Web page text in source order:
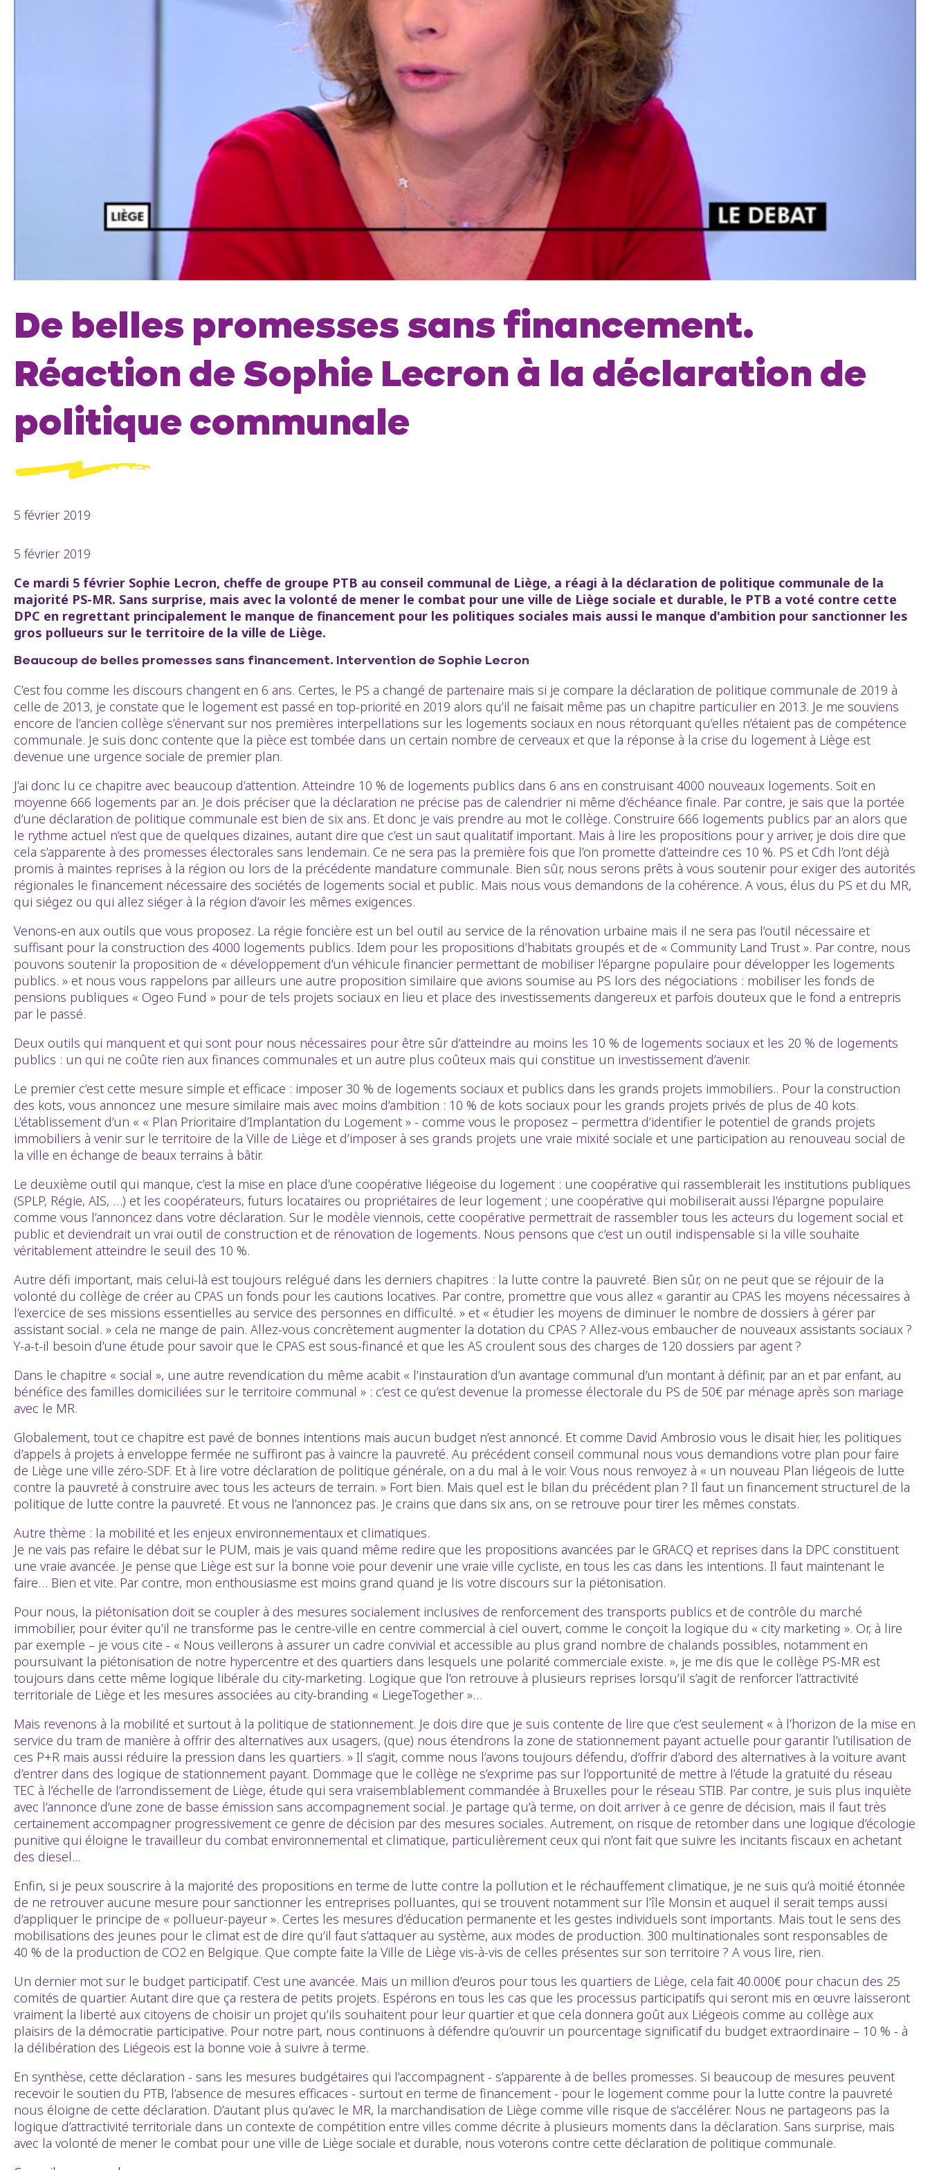
De belles promesses sans financement.
Réaction de Sophie Lecron à la déclaration de
politique communale
5 février 2019
5 février 2019
Ce mardi 5 février Sophie Lecron, cheffe de groupe PTB au conseil communal de Liège, a réagi à la déclaration de politique communale de la
majorité PS-MR. Sans surprise, mais avec la volonté de mener le combat pour une ville de Liège sociale et durable, le PTB a voté contre cette
DPC en regrettant principalement le manque de financement pour les politiques sociales mais aussi le manque d'ambition pour sanctionner les
gros pollueurs sur le territoire de la ville de Liège.
Beaucoup de belles promesses sans financement. Intervention de Sophie Lecron
C’est fou comme les discours changent en 6 ans. Certes, le PS a changé de partenaire mais si je compare la déclaration de politique communale de 2019 à
celle de 2013, je constate que le logement est passé en top-priorité en 2019 alors qu’il ne faisait même pas un chapitre particulier en 2013. Je me souviens
encore de l’ancien collège s’énervant sur nos premières interpellations sur les logements sociaux en nous rétorquant qu’elles n’étaient pas de compétence
communale. Je suis donc contente que la pièce est tombée dans un certain nombre de cerveaux et que la réponse à la crise du logement à Liège est
devenue une urgence sociale de premier plan.
J’ai donc lu ce chapitre avec beaucoup d’attention. Atteindre 10 % de logements publics dans 6 ans en construisant 4000 nouveaux logements. Soit en
moyenne 666 logements par an. Je dois préciser que la déclaration ne précise pas de calendrier ni même d’échéance finale. Par contre, je sais que la portée
d’une déclaration de politique communale est bien de six ans. Et donc je vais prendre au mot le collège. Construire 666 logements publics par an alors que
le rythme actuel n’est que de quelques dizaines, autant dire que c’est un saut qualitatif important. Mais à lire les propositions pour y arriver, je dois dire que
cela s’apparente à des promesses électorales sans lendemain. Ce ne sera pas la première fois que l’on promette d’atteindre ces 10 %. PS et Cdh l’ont déjà
promis à maintes reprises à la région ou lors de la précédente mandature communale. Bien sûr, nous serons prêts à vous soutenir pour exiger des autorités
régionales le financement nécessaire des sociétés de logements social et public. Mais nous vous demandons de la cohérence. A vous, élus du PS et du MR,
qui siégez ou qui allez siéger à la région d’avoir les mêmes exigences.
Venons-en aux outils que vous proposez. La régie foncière est un bel outil au service de la rénovation urbaine mais il ne sera pas l’outil nécessaire et
suffisant pour la construction des 4000 logements publics. Idem pour les propositions d’habitats groupés et de « Community Land Trust ». Par contre, nous
pouvons soutenir la proposition de « développement d’un véhicule financier permettant de mobiliser l’épargne populaire pour développer les logements
publics. » et nous vous rappelons par ailleurs une autre proposition similaire que avions soumise au PS lors des négociations : mobiliser les fonds de
pensions publiques « Ogeo Fund » pour de tels projets sociaux en lieu et place des investissements dangereux et parfois douteux que le fond a entrepris
par le passé.
Deux outils qui manquent et qui sont pour nous nécessaires pour être sûr d’atteindre au moins les 10 % de logements sociaux et les 20 % de logements
publics : un qui ne coûte rien aux finances communales et un autre plus coûteux mais qui constitue un investissement d’avenir.
Le premier c’est cette mesure simple et efficace : imposer 30 % de logements sociaux et publics dans les grands projets immobiliers.. Pour la construction
des kots, vous annoncez une mesure similaire mais avec moins d’ambition : 10 % de kots sociaux pour les grands projets privés de plus de 40 kots.
L’établissement d’un « « Plan Prioritaire d’Implantation du Logement » - comme vous le proposez – permettra d’identifier le potentiel de grands projets
immobiliers à venir sur le territoire de la Ville de Liège et d’imposer à ses grands projets une vraie mixité sociale et une participation au renouveau social de
la ville en échange de beaux terrains à bâtir.
Le deuxième outil qui manque, c’est la mise en place d’une coopérative liégeoise du logement : une coopérative qui rassemblerait les institutions publiques
(SPLP, Régie, AIS, …) et les coopérateurs, futurs locataires ou propriétaires de leur logement ; une coopérative qui mobiliserait aussi l’épargne populaire
comme vous l’annoncez dans votre déclaration. Sur le modèle viennois, cette coopérative permettrait de rassembler tous les acteurs du logement social et
public et deviendrait un vrai outil de construction et de rénovation de logements. Nous pensons que c’est un outil indispensable si la ville souhaite
véritablement atteindre le seuil des 10 %.
Autre défi important, mais celui-là est toujours relégué dans les derniers chapitres : la lutte contre la pauvreté. Bien sûr, on ne peut que se réjouir de la
volonté du collège de créer au CPAS un fonds pour les cautions locatives. Par contre, promettre que vous allez « garantir au CPAS les moyens nécessaires à
l’exercice de ses missions essentielles au service des personnes en difficulté. » et « étudier les moyens de diminuer le nombre de dossiers à gérer par
assistant social. » cela ne mange de pain. Allez-vous concrètement augmenter la dotation du CPAS ? Allez-vous embaucher de nouveaux assistants sociaux ?
Y-a-t-il besoin d’une étude pour savoir que le CPAS est sous-financé et que les AS croulent sous des charges de 120 dossiers par agent ?
Dans le chapitre « social », une autre revendication du même acabit « l’instauration d’un avantage communal d’un montant à définir, par an et par enfant, au
bénéfice des familles domiciliées sur le territoire communal » : c’est ce qu’est devenue la promesse électorale du PS de 50€ par ménage après son mariage
avec le MR.
Globalement, tout ce chapitre est pavé de bonnes intentions mais aucun budget n’est annoncé. Et comme David Ambrosio vous le disait hier, les politiques
d’appels à projets à enveloppe fermée ne suffiront pas à vaincre la pauvreté. Au précédent conseil communal nous vous demandions votre plan pour faire
de Liège une ville zéro-SDF. Et à lire votre déclaration de politique générale, on a du mal à le voir. Vous nous renvoyez à « un nouveau Plan liégeois de lutte
contre la pauvreté à construire avec tous les acteurs de terrain. » Fort bien. Mais quel est le bilan du précédent plan ? Il faut un financement structurel de la
politique de lutte contre la pauvreté. Et vous ne l’annoncez pas. Je crains que dans six ans, on se retrouve pour tirer les mêmes constats.
Autre thème : la mobilité et les enjeux environnementaux et climatiques.
Je ne vais pas refaire le débat sur le PUM, mais je vais quand même redire que les propositions avancées par le GRACQ et reprises dans la DPC constituent
une vraie avancée. Je pense que Liège est sur la bonne voie pour devenir une vraie ville cycliste, en tous les cas dans les intentions. Il faut maintenant le
faire… Bien et vite. Par contre, mon enthousiasme est moins grand quand je lis votre discours sur la piétonisation.
Pour nous, la piétonisation doit se coupler à des mesures socialement inclusives de renforcement des transports publics et de contrôle du marché
immobilier, pour éviter qu’il ne transforme pas le centre-ville en centre commercial à ciel ouvert, comme le conçoit la logique du « city marketing ». Or, à lire
par exemple – je vous cite - « Nous veillerons à assurer un cadre convivial et accessible au plus grand nombre de chalands possibles, notamment en
poursuivant la piétonisation de notre hypercentre et des quartiers dans lesquels une polarité commerciale existe. », je me dis que le collège PS-MR est
toujours dans cette même logique libérale du city-marketing. Logique que l’on retrouve à plusieurs reprises lorsqu’il s’agit de renforcer l’attractivité
territoriale de Liège et les mesures associées au city-branding « LiegeTogether »…
Mais revenons à la mobilité et surtout à la politique de stationnement. Je dois dire que je suis contente de lire que c’est seulement « à l’horizon de la mise en
service du tram de manière à offrir des alternatives aux usagers, (que) nous étendrons la zone de stationnement payant actuelle pour garantir l’utilisation de
ces P+R mais aussi réduire la pression dans les quartiers. » Il s’agit, comme nous l’avons toujours défendu, d’offrir d’abord des alternatives à la voiture avant
d’entrer dans des logique de stationnement payant. Dommage que le collège ne s’exprime pas sur l’opportunité de mettre à l’étude la gratuité du réseau
TEC à l’échelle de l’arrondissement de Liège, étude qui sera vraisemblablement commandée à Bruxelles pour le réseau STIB. Par contre, je suis plus inquiète
avec l’annonce d’une zone de basse émission sans accompagnement social. Je partage qu’à terme, on doit arriver à ce genre de décision, mais il faut très
certainement accompagner progressivement ce genre de décision par des mesures sociales. Autrement, on risque de retomber dans une logique d’écologie
punitive qui éloigne le travailleur du combat environnemental et climatique, particulièrement ceux qui n’ont fait que suivre les incitants fiscaux en achetant
des diesel...
Enfin, si je peux souscrire à la majorité des propositions en terme de lutte contre la pollution et le réchauffement climatique, je ne suis qu’à moitié étonnée
de ne retrouver aucune mesure pour sanctionner les entreprises polluantes, qui se trouvent notamment sur l’île Monsin et auquel il serait temps aussi
d’appliquer le principe de « pollueur-payeur ». Certes les mesures d’éducation permanente et les gestes individuels sont importants. Mais tout le sens des
mobilisations des jeunes pour le climat est de dire qu’il faut s’attaquer au système, aux modes de production. 300 multinationales sont responsables de
40 % de la production de CO2 en Belgique. Que compte faite la Ville de Liège vis-à-vis de celles présentes sur son territoire ? A vous lire, rien.
Un dernier mot sur le budget participatif. C’est une avancée. Mais un million d’euros pour tous les quartiers de Liège, cela fait 40.000€ pour chacun des 25
comités de quartier. Autant dire que ça restera de petits projets. Espérons en tous les cas que les processus participatifs qui seront mis en œuvre laisseront
vraiment la liberté aux citoyens de choisir un projet qu’ils souhaitent pour leur quartier et que cela donnera goût aux Liégeois comme au collège aux
plaisirs de la démocratie participative. Pour notre part, nous continuons à défendre qu’ouvrir un pourcentage significatif du budget extraordinaire – 10 % - à
la délibération des Liégeois est la bonne voie à suivre à terme.
En synthèse, cette déclaration - sans les mesures budgétaires qui l’accompagnent - s’apparente à de belles promesses. Si beaucoup de mesures peuvent
recevoir le soutien du PTB, l’absence de mesures efficaces - surtout en terme de financement - pour le logement comme pour la lutte contre la pauvreté
nous éloigne de cette déclaration. D’autant plus qu’avec le MR, la marchandisation de Liège comme ville risque de s’accélérer. Nous ne partageons pas la
logique d’attractivité territoriale dans un contexte de compétition entre villes comme décrite à plusieurs moments dans la déclaration. Sans surprise, mais
avec la volonté de mener le combat pour une ville de Liège sociale et durable, nous voterons contre cette déclaration de politique communale.